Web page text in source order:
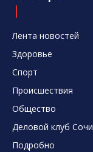
Лента новостей
Здоровье
Спорт
Происшествия
Общество
Деловой клуб Сочи
Подробно